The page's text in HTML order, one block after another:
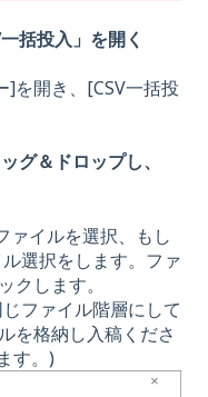
括投入」を開く
を開き、[CSV一括投
グ＆ドロップし、
ァイルを選択、もし
選択をします。ファ
クします。
ファイル階層にして
を格納し入稿くださ
す。)